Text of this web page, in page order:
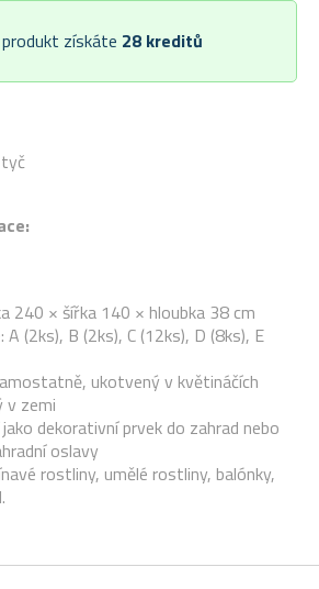
240 × šířka 140 × hloubka 38 cm
(2ks), B (2ks), C (12ks), D (8ks), E
ukotvený v květináčích
v zemi
dekorativní prvek do zahrad nebo
oslavy
rostliny, umělé rostliny, balónky,
získáte 28 kreditů